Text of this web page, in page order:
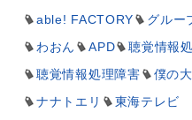
able! FACTORY
グルー
わおん
APD
聴覚情報
聴覚情報処理障害
僕の
ナナトエリ
東海テレビ